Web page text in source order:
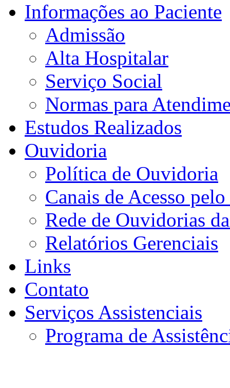
Informações ao Paciente
Admissão
Alta Hospitalar
Serviço Social
Normas para
Estudos Realizados
Ouvidoria
Política de Ouvidoria
Canais de Acesso
Rede de Ouvidorias
Relatórios Gerenciais
Links
Contato
Serviços Assistenciais
Programa de